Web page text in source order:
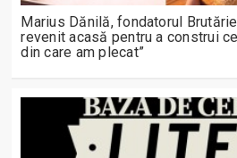
Marius Dănilă, fondatorul
revenit acasă pentru a construi
din care am plecat”